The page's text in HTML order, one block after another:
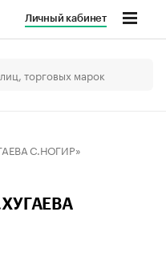
Личный кабинет
С.НОГИР»